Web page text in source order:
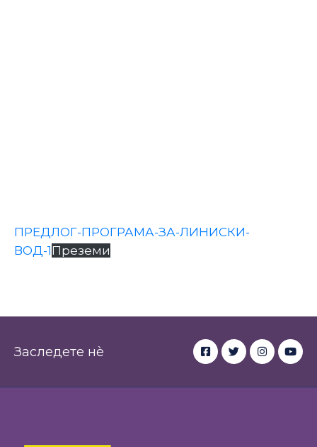
ПРЕДЛОГ-ПРОГРАМА-ЗА-ЛИНИСКИ-
ВОД-1Преземи
Заследете нè